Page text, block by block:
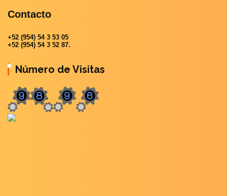
Contacto
+52 (954) 54 3 53 05
+52 (954) 54 3 52 87.
Número de Visitas